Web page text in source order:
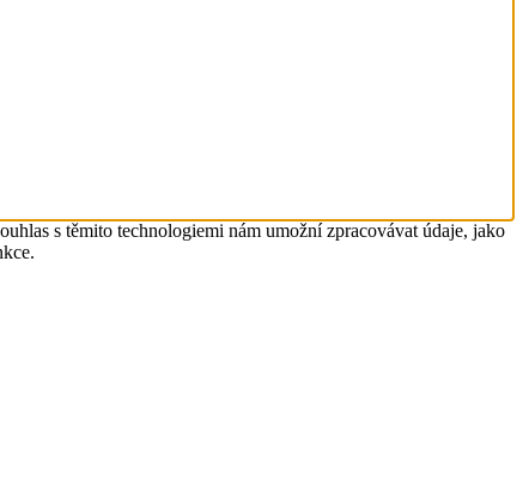
s těmito technologiemi nám umožní zpracovávat údaje, jako